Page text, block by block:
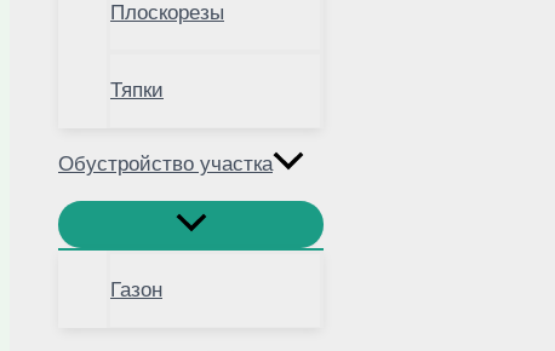
Плоскорезы
Тяпки
Обустройство участка
Газон